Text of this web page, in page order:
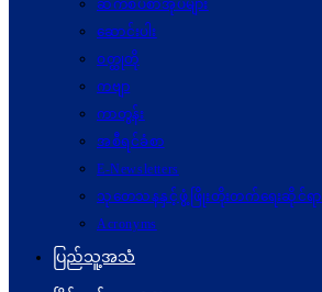
ဆက်စပ်စာအုပ်များ
ဆောင်းပါး
ဝတ္ထုတို
ကဗျာ
ကာတွန်း
အစီရင်ခံစာ
E-Newsletters
သုတေသနနှင့်ဖွံ့ဖြိုးတိုးတက်ရေးဆိုင်ရာ
Acronyms
ပြည်သူ့အသံ